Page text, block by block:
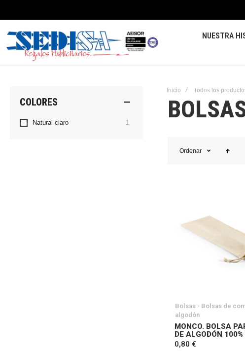
NUESTRA
Inicio Todos los
Ordenar
Bolsas - Bolsas de
algodón
MONCO. BOLSA
DE ALGODÓN 100%
0,80 €
COLORES
Natural claro 1